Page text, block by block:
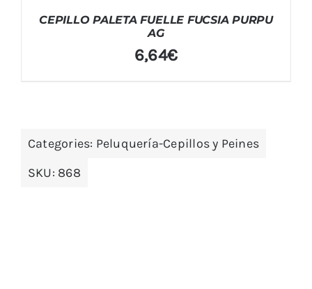
CEPILLO PALETA FUELLE FUCSIA PURPU
AG
6,64€
Categories: Peluquería-Cepillos y Peines
SKU: 868